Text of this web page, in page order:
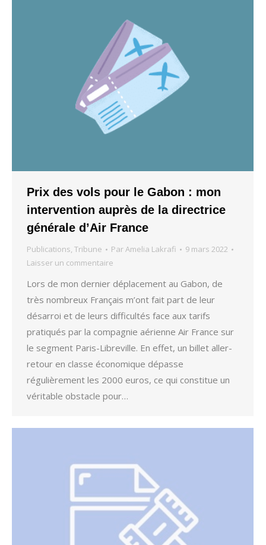
Prix des vols pour le Gabon : mon
intervention auprès de la directrice
générale d’Air France
Publications, Tribune ParAmelia Lakrafi
9 mars 2022
Laisser un commentaire
Lors de mon dernier déplacement au Gabon, de
très nombreux Français m’ont fait part de leur
désarroi et de leurs difficultés face aux tarifs
pratiqués par la compagnie aérienne Air France sur
le segment Paris-Libreville. En effet, un billet aller-
retour en classe économique dépasse
régulièrement les 2000 euros, ce qui constitue un
véritable obstacle pour…